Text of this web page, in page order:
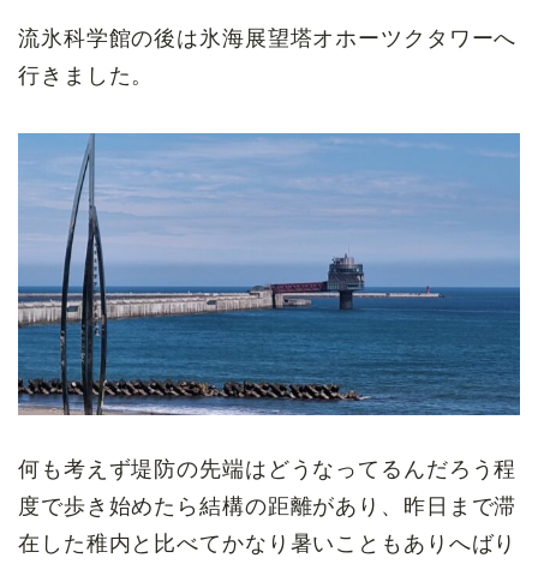
流氷科学館の後は氷海展望塔オホーツクタワーへ
行きました。
何も考えず堤防の先端はどうなってるんだろう程
度で歩き始めたら結構の距離があり、昨日まで滞
在した稚内と比べてかなり暑いこともありへばり